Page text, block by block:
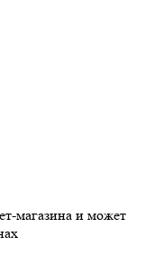
магазина и может